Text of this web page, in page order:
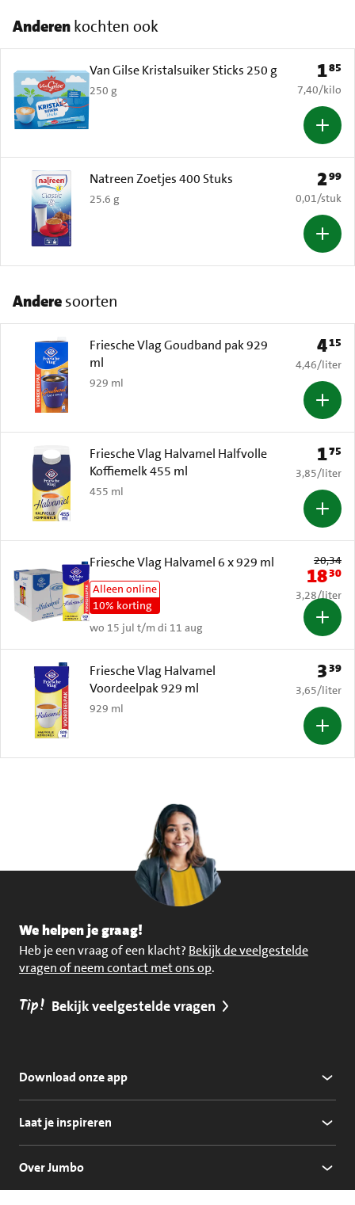
Anderenkochten ook
Van Gilse Kristalsuiker Sticks 250 g
250 g
Prijs:
185
€ 7,40 per
7,40/kilo
Natreen Zoetjes 400 Stuks
25.6 g
Prijs:
299
€ 0,01 per
0,01/stuk
Anderesoorten
Friesche Vlag Goudband pak 929
ml
929 ml
Prijs:
415
€ 4,46 per
4,46/liter
Friesche Vlag Halvamel Halfvolle
Koffiemelk 455 ml
455 ml
Prijs:
175
€ 3,85 per
3,85/liter
Friesche Vlag Halvamel 6 x 929 ml
Alleen online
10% korting
wo 15 jul t/m di 11 aug
Oude prijs:
20,34
Nieuwe
1830
€ 3,28 per
3,28/liter
Friesche Vlag Halvamel
Voordeelpak 929 ml
929 ml
Prijs:
339
€ 3,65 per
3,65/liter
We helpen je graag!
Heb je een vraag of een klacht? Bekijk de veelgestelde
vragen of neem contact met ons op.
Tip! Bekijk veelgestelde vragen
Download onze app
Laat je inspireren
Over Jumbo